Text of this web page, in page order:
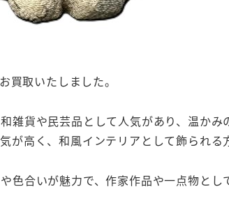
買取いたしました。
雑貨や民芸品として人気があり、温か
が高く、和風インテリアとして飾られる
色合いが魅力で、作家作品や一点物とし